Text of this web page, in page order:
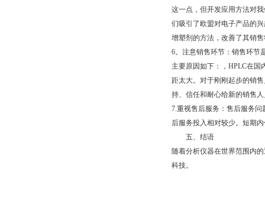
这一点，但开发应用方法对
们吸引了欧盟对电子产品的
增塑剂的方法，改善了其销
6。注意销售环节：销售环节
主要原因如下：，HPLC在
距太大。对于刚刚起步的销
持、信任和耐心给新的销售
7.重视售后服务：售后服务
后服务投入相对较少。短期
五、结语
随着分析仪器在世界范围内
科技。